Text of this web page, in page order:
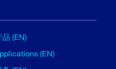
品 (EN)
(EN)